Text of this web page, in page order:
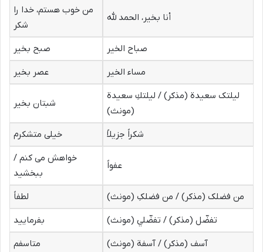
أنا بخیر، الحمد لله
من خوب هستم، خدا را
شکر
صباح الخیر
صبح بخیر
مساء الخیر
عصر بخیر
لیلتک سعیدة (مذکر) / لیلتكِ سعیدة
(مونث)
شبتان بخیر
شكراً جزیلاً خیلی متشکرم
عفواً
خواهش می کنم /
ببخشید
من فضلک (مذکر) / من فضلکِ (مونث)
لطفاً
تفضّل (مذکر) / تفضّلي (مونث)
بفرمایید
آسف (مذکر) / آسفة (مونث)
متاسفم